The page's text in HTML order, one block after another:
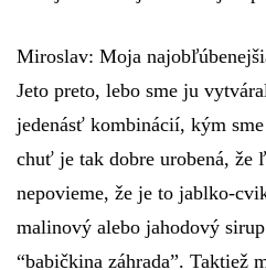
Miroslav: Moja
Jeto preto, lebo sme ju
jedenásť kombinácií, kým
chuť je tak dobre urobená, že
nepovieme, že je to jablko-
malinový alebo jahodový
“babičkina záhrada”. Taktiež